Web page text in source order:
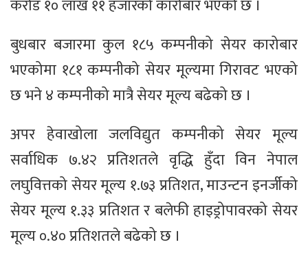
करोड १० लाख ११ हजारको कारोबार भएको छ ।
बुधबार बजारमा कुल १८५ कम्पनीको सेयर कारोबार
भएकोमा १८१ कम्पनीको सेयर मूल्यमा गिरावट भएको
छ भने ४ कम्पनीको मात्रै सेयर मूल्य बढेको छ ।
अपर हेवाखोला जलविद्युत कम्पनीको सेयर मूल्य
सर्वाधिक ७.४२ प्रतिशतले वृद्धि हुँदा विन नेपाल
लघुवित्तको सेयर मूल्य १.७३ प्रतिशत, माउन्टन इनर्जीको
सेयर मूल्य १.३३ प्रतिशत र बलेफी हाइड्रोपावरको सेयर
मूल्य ०.४० प्रतिशतले बढेको छ ।